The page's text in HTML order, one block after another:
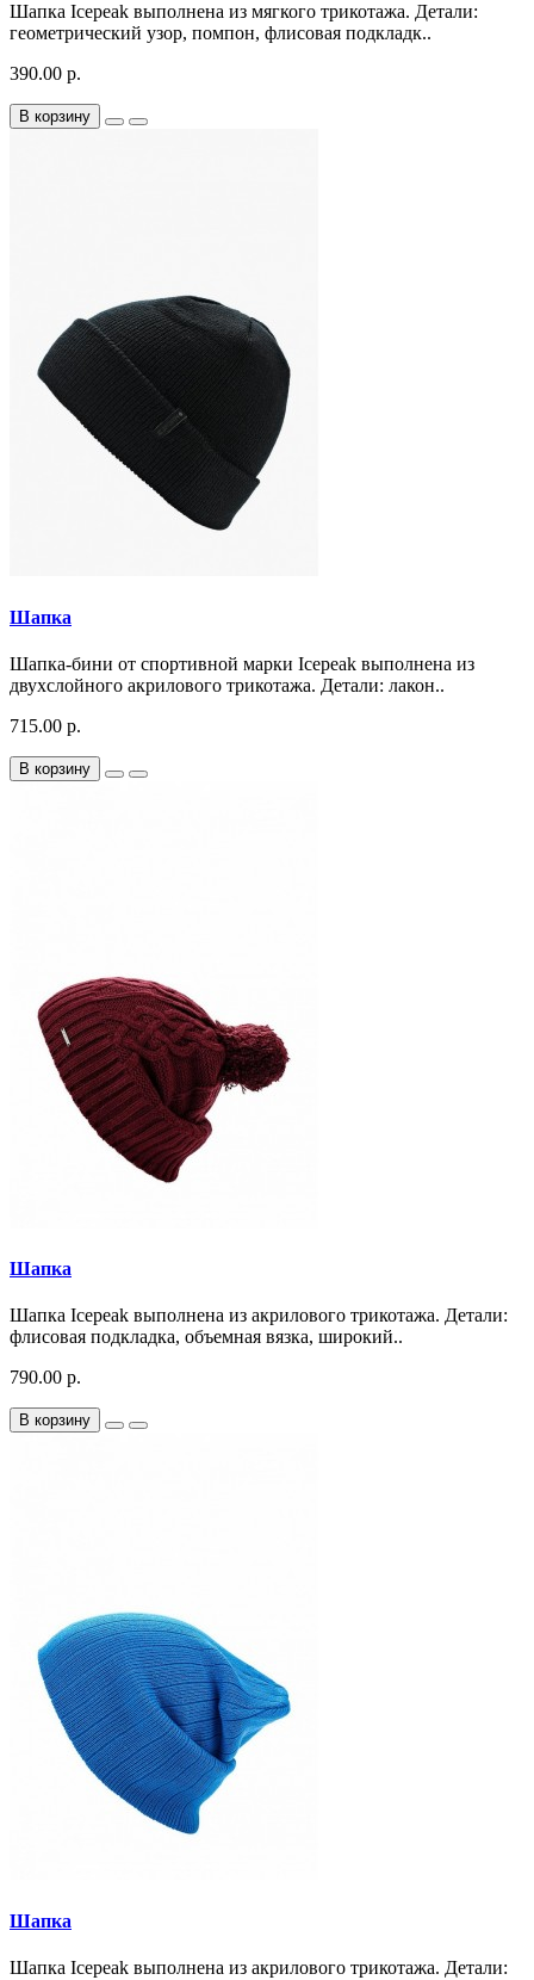
Шапка Icepeak выполнена из мягкого трикотажа. Детали:
геометрический узор, помпон, флисовая подкладк..
390.00 р.
В корзину
Шапка
Шапка-бини от спортивной марки Icepeak выполнена из
двухслойного акрилового трикотажа. Детали: лакон..
715.00 р.
В корзину
Шапка
Шапка Icepeak выполнена из акрилового трикотажа. Детали:
флисовая подкладка, объемная вязка, широкий..
790.00 р.
В корзину
Шапка
Шапка Icepeak выполнена из акрилового трикотажа. Детали: